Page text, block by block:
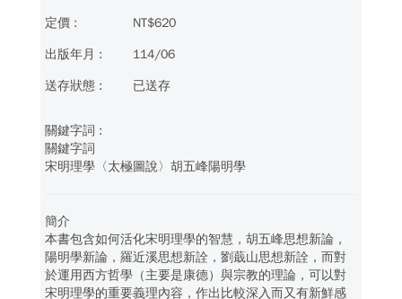
NT$620
114/06
已送存
關鍵字詞
宋明理學〈太極圖說〉胡五峰陽明學
簡介
本書包含如何活化宋明理學的智慧，胡五峰思想新論，
陽明學新論，羅近溪思想新詮，劉蕺山思想新詮，而對
於運用西方哲學（主要是康德）與宗教的理論，可以對
宋明理學的重要義理內容，作出比較深入而又有新鮮感